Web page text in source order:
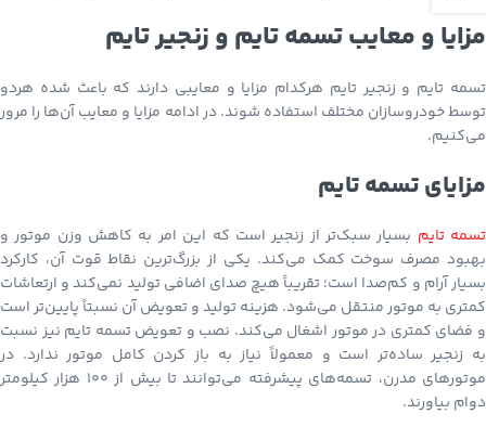
مزایا و معایب تسمه تایم و زنجیر تایم
تسمه تایم و زنجیر تایم هرکدام مزایا و معایبی دارند که باعث شده هردو
توسط خودروسازان مختلف استفاده شوند. در ادامه مزایا و معایب آن‌ها را مرور
می‌کنیم.
مزایای تسمه تایم
تسمه تایم بسیار سبک‌تر از زنجیر است که این امر به کاهش وزن موتور و
بهبود مصرف سوخت کمک می‌کند. یکی از بزرگ‌ترین نقاط قوت آن، کارکرد
بسیار آرام و کم‌صدا است؛ تقریباً هیچ صدای اضافی تولید نمی‌کند و ارتعاشات
کمتری به موتور منتقل می‌شود. هزینه تولید و تعویض آن نسبتاً پایین‌تر است
و فضای کمتری در موتور اشغال می‌کند. نصب و تعویض تسمه تایم نیز نسبت
به زنجیر ساده‌تر است و معمولاً نیاز به باز کردن کامل موتور ندارد. در
موتورهای مدرن، تسمه‌های پیشرفته می‌توانند تا بیش از ۱۰۰ هزار کیلومتر
دوام بیاورند.